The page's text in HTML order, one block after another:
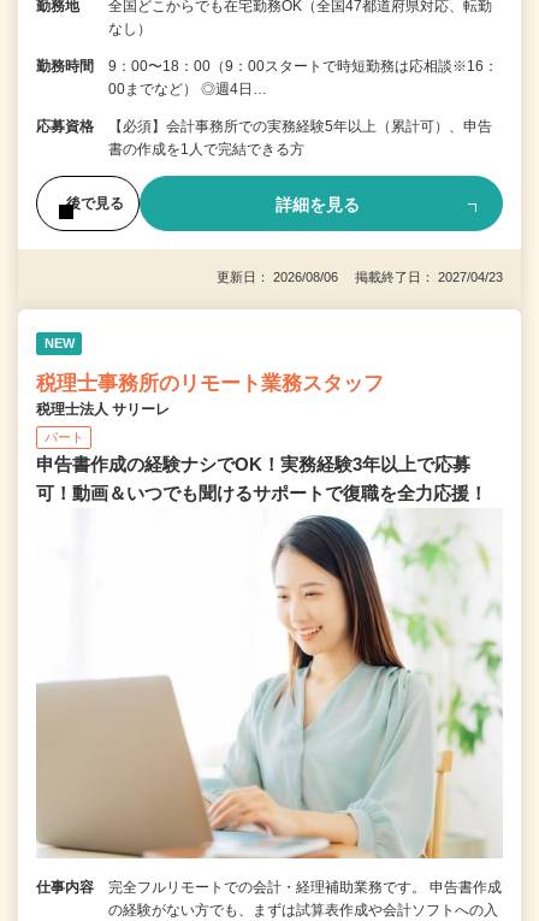
勤務地
全国どこからでも在宅勤務OK（全国47都道府県対応、転勤
なし）
勤務時間
9：00〜18：00（9：00スタートで時短勤務は応相談※16：
00までなど） ◎週4日…
応募資格
【必須】会計事務所での実務経験5年以上（累計可）、申告
書の作成を1人で完結できる方
後で見る 詳細を見る
更新日： 2026/08/06 掲載終了日： 2027/04/23
NEW
税理士事務所のリモート業務スタッフ
税理士法人 サリーレ
パート
申告書作成の経験ナシでOK！実務経験3年以上で応募
可！動画＆いつでも聞けるサポートで復職を全⼒応援！
仕事内容
完全フルリモートでの会計・経理補助業務です。 申告書作成
の経験がない⽅でも、まずは試算表作成や会計ソフトへの⼊